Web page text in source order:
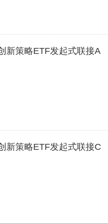
新策略ETF发起式联接A
新策略ETF发起式联接C